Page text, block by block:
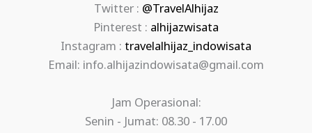
Twitter : @TravelAlhijaz
Pinterest : alhijazwisata
Instagram : travelalhijaz_indowisata
Email: info.alhijazindowisata@gmail.com
Jam Operasional:
Senin - Jumat: 08.30 - 17.00